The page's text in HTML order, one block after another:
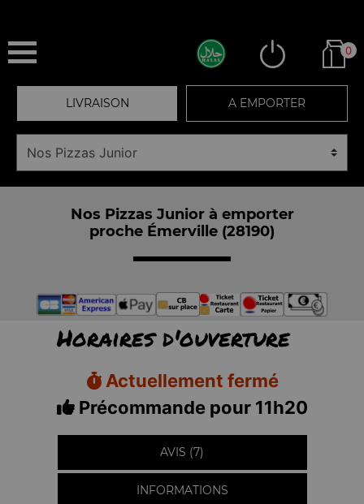
0
LIVRAISON A EMPORTER
Nos Pizzas Junior à emporter
proche Émerville (28190)
Horaires d'ouverture
Actuellement fermé
Précommande pour 11h20
AVIS (7)
INFORMATIONS